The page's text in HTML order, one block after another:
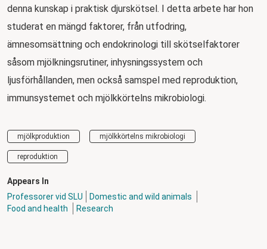
denna kunskap i praktisk djurskötsel. I detta arbete har hon
studerat en mängd faktorer, från utfodring,
ämnesomsättning och endokrinologi till skötselfaktorer
såsom mjölkningsrutiner, inhysningssystem och
ljusförhållanden, men också samspel med reproduktion,
immunsystemet och mjölkkörtelns mikrobiologi.
mjölkproduktion mjölkkörtelns mikrobiologi
reproduktion
Appears In
Professorer vid SLU
Domestic and wild animals
Food and health
Research